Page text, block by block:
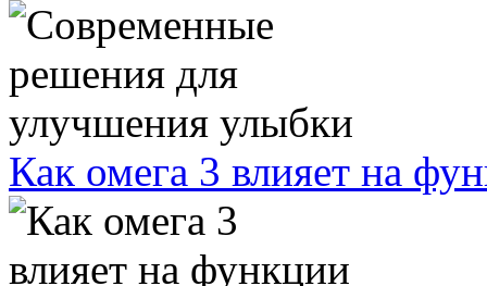
Как омега 3 влияет на